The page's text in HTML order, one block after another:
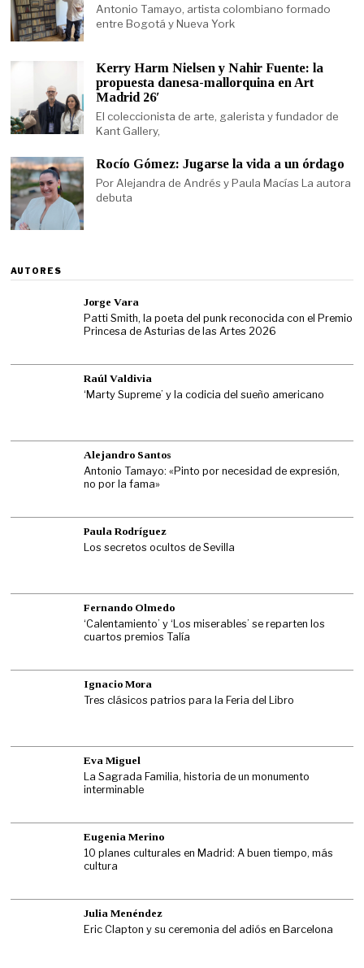
Antonio Tamayo, artista colombiano formado
entre Bogotá y Nueva York
Kerry Harm Nielsen y Nahir Fuente: la
propuesta danesa-mallorquina en Art
Madrid 26′
El coleccionista de arte, galerista y fundador de
Kant Gallery,
Rocío Gómez: Jugarse la vida a un órdago
Por Alejandra de Andrés y Paula Macías La autora
debuta
AUTORES
Jorge Vara
Patti Smith, la poeta del punk reconocida con el Premio
Princesa de Asturias de las Artes 2026
Raúl Valdivia
‘Marty Supreme’ y la codicia del sueño americano
Alejandro Santos
Antonio Tamayo: «Pinto por necesidad de expresión,
no por la fama»
Paula Rodríguez
Los secretos ocultos de Sevilla
Fernando Olmedo
‘Calentamiento’ y ‘Los miserables’ se reparten los
cuartos premios Talía
Ignacio Mora
Tres clásicos patrios para la Feria del Libro
Eva Miguel
La Sagrada Familia, historia de un monumento
interminable
Eugenia Merino
10 planes culturales en Madrid: A buen tiempo, más
cultura
Julia Menéndez
Eric Clapton y su ceremonia del adiós en Barcelona